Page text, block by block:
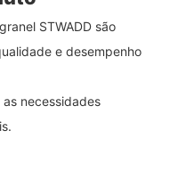
STWADD são
e desempenho
necessidades